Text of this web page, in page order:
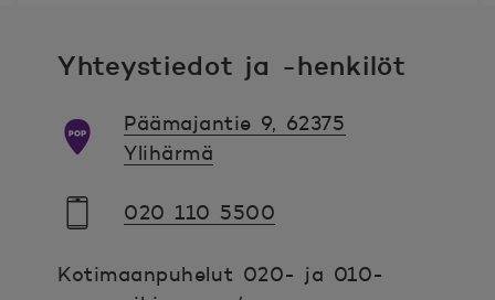
Yhteystiedot ja -henkilöt
Päämajantie 9, 62375
Ylihärmä
020 110 5500
Kotimaanpuhelut 020- ja 010-